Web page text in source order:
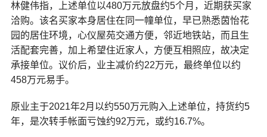
林健伟指，上述单位以480万元放盘约5个月，近期获买家
洽购。该名买家本身居住在同一幢单位，早已熟悉茵怡花
园的居住环境，心仪屋苑交通方便，邻近地铁站，而且生
活配套完善，加上希望住近家人，方便互相照应，故决定
承接单位。议价后，业主减价约22万元，最终单位以约
458万元易手。
原业主于2021年2月以约550万元购入上述单位，持货约5
年，是次转手帐面亏蚀约92万元，或约16.7%。